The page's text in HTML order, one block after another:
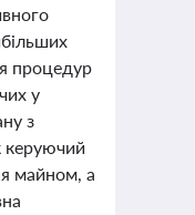
процедур
у
з
керуючий
майном, а